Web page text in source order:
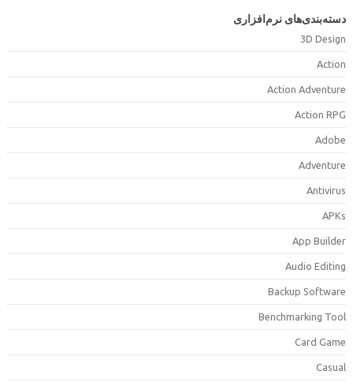
نرم‌افزاری
3D
Action
Action
App
Audio
Backup
Benchmarking
Card